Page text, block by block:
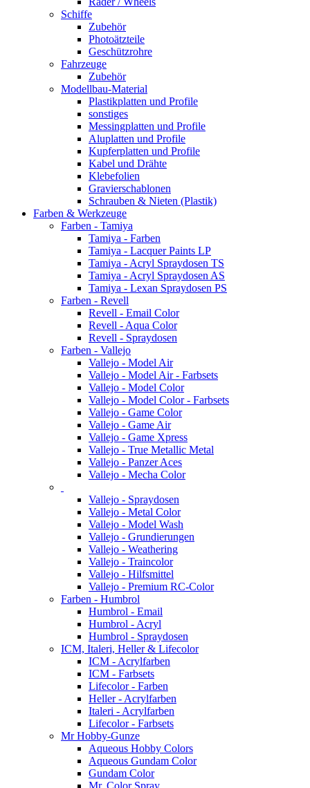
Schiffe
Zubehör
Photoätzteile
Geschützrohre
Fahrzeuge
Zubehör
Modellbau-Material
Plastikplatten und Profile
sonstiges
Messingplatten und Profile
Aluplatten und Profile
Kupferplatten und Profile
Kabel und Drähte
Klebefolien
Gravierschablonen
Schrauben & Nieten (Plastik)
Farben & Werkzeuge
Farben - Tamiya
Tamiya - Farben
Tamiya - Lacquer Paints LP
Tamiya - Acryl Spraydosen TS
Tamiya - Acryl Spraydosen AS
Tamiya - Lexan Spraydosen PS
Farben - Revell
Revell - Email Color
Revell - Aqua Color
Revell - Spraydosen
Farben - Vallejo
Vallejo - Model Air
Vallejo - Model Air - Farbsets
Vallejo - Model Color
Vallejo - Model Color - Farbsets
Vallejo - Game Color
Vallejo - Game Air
Vallejo - Game Xpress
Vallejo - True Metallic Metal
Vallejo - Panzer Aces
Vallejo - Mecha Color
Vallejo - Spraydosen
Vallejo - Metal Color
Vallejo - Model Wash
Vallejo - Grundierungen
Vallejo - Weathering
Vallejo - Traincolor
Vallejo - Hilfsmittel
Vallejo - Premium RC-Color
Farben - Humbrol
Humbrol - Email
Humbrol - Acryl
Humbrol - Spraydosen
ICM, Italeri, Heller & Lifecolor
ICM - Acrylfarben
ICM - Farbsets
Lifecolor - Farben
Heller - Acrylfarben
Italeri - Acrylfarben
Lifecolor - Farbsets
Mr Hobby-Gunze
Aqueous Hobby Colors
Aqueous Gundam Color
Gundam Color
Mr. Color Spray